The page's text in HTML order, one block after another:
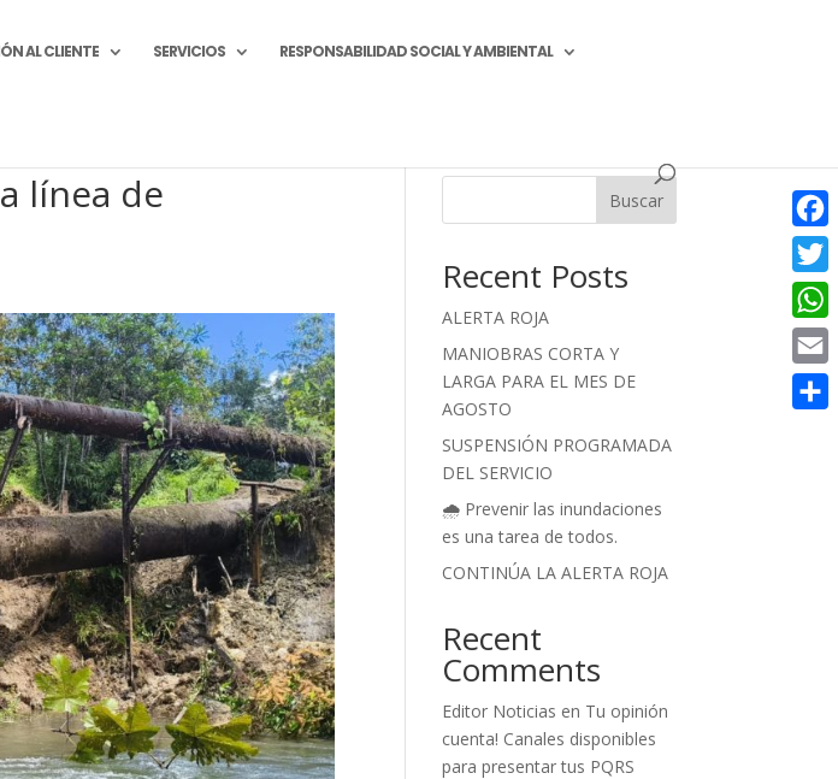
AL CLIENTE SERVICIOS RESPONSABILIDAD SOCIAL Y AMBIENTAL
línea de Buscar
Recent Posts
ALERTA ROJA
MANIOBRAS CORTA Y
LARGA PARA EL MES DE
AGOSTO
SUSPENSIÓN PROGRAMADA
DEL SERVICIO
🌧️ Prevenir las inundaciones
es una tarea de todos.
CONTINÚA LA ALERTA ROJA
Recent
Comments
Editor Noticias en Tu opinión
cuenta! Canales disponibles
para presentar tus PQRS
Email